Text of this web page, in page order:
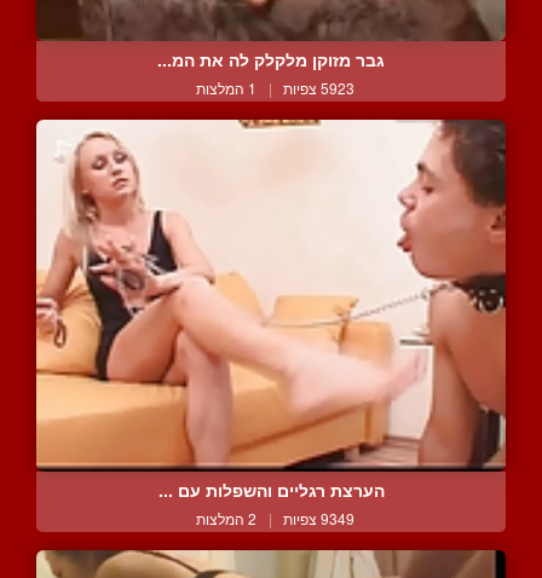
גבר מזוקן מלקלק לה את המ...
5923 צפיות | 1 המלצות
הערצת רגליים והשפלות עם ...
9349 צפיות | 2 המלצות